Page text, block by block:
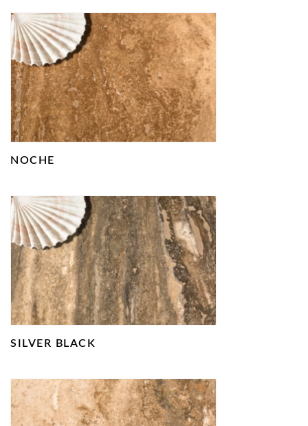
NOCHE
SILVER BLACK